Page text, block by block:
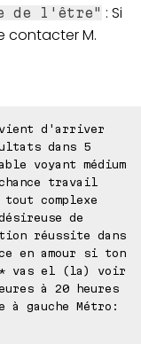
de l'être" : Si
contacter M.
vient d'arriver
dans 5
voyant médium
travail
tout complexe
de
réussite dans
en amour si ton
* vas el (la) voir
à 20 heures
à gauche Métro: